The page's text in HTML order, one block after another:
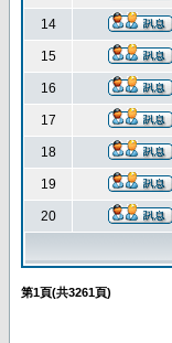
14
15
16
17
18
19
20
第1頁(共3261頁)